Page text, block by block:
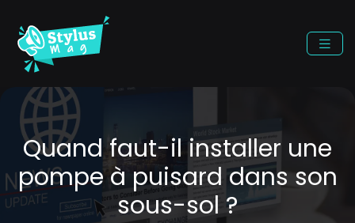
Quand faut-il installer une
pompe à puisard dans son
sous-sol ?